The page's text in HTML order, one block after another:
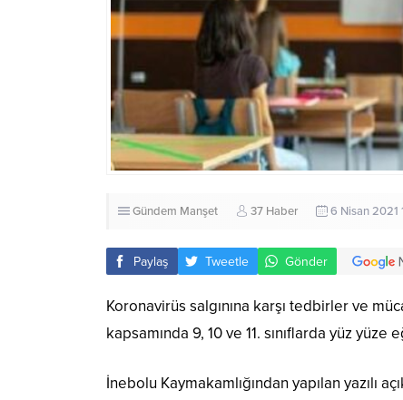
Gündem Manşet 37 Haber 6 Nisan 2021
Paylaş Tweetle Gönder
Koronavirüs salgınına karşı tedbirler ve
kapsamında 9, 10 ve 11. sınıflarda yüz
İnebolu Kaymakamlığından yapılan yazılı